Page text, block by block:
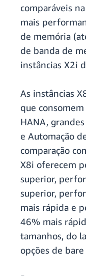
comparáveis
mais
de memória
de banda de
instâncias X2i
As instâncias
que
HANA,
e Automação
comparação
X8i oferecem
superior,
superior,
mais rápida e
46% mais
tamanhos, do
opções de